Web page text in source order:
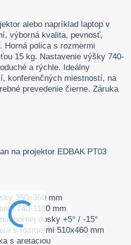
alebo napríklad laptop v
výborná kvalita, pevnosť,
Horná polica s rozmermi
15 kg. Nastavenie výšky 740-
a rýchle. Ideálny
konferenčných miestností, na
prevedenie čierne. Záruka
350x350 mm
740-1100 mm
hornej dosky +5° / -15°
s rozmermi 510x460 mm
s aretáciou